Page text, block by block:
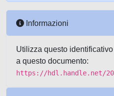
Informazioni
Utilizza questo
a questo documento:
https://hdl.handle.net/